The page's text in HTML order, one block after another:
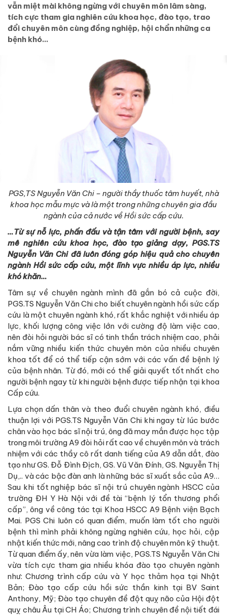
vẫn miệt mài không ngừng với chuyên môn lâm sàng,
tích cực tham gia nghiên cứu khoa học, đào tạo, trao
đổi chuyên môn cùng đồng nghiệp, hội chẩn những ca
bệnh khó…
PGS,TS Nguyễn Văn Chi – người thầy thuốc tâm huyết, nhà
khoa học mẫu mực và là một trong những chuyên gia đầu
ngành của cả nước về Hồi sức cấp cứu.
…Từ sự nỗ lực, phấn đấu và tận tâm với người bệnh, say
mê nghiên cứu khoa học, đào tạo giảng dạy, PGS.TS
Nguyễn Văn Chi đã luôn đóng góp hiệu quả cho chuyên
ngành Hồi sức cấp cứu, một lĩnh vực nhiều áp lực, nhiều
khó khăn…
Tâm sự về chuyên ngành mình đã gắn bó cả cuộc đời,
PGS.TS Nguyễn Văn Chi cho biết chuyên ngành hồi sức cấp
cứu là một chuyên ngành khó, rất khắc nghiệt với nhiều áp
lực, khối lượng công việc lớn với cường độ làm việc cao,
nên đòi hỏi người bác sĩ có tinh thần trách nhiệm cao, phải
nắm vững nhiều kiến thức chuyên môn của nhiều chuyên
khoa tốt để có thể tiếp cận sớm với các vấn đề bệnh lý
của bệnh nhân. Từ đó, mới có thể giải quyết tốt nhất cho
người bệnh ngay từ khi người bệnh được tiếp nhận tại khoa
Cấp cứu.
Lựa chọn dấn thân và theo đuổi chuyên ngành khó, điều
thuận lợi với PGS.TS Nguyễn Văn Chi khi ngay từ lúc bước
chân vào học bác sĩ nội trú, ông đã may mắn được học tập
trong môi trường A9 đòi hỏi rất cao về chuyên môn và trách
nhiệm với các thầy cô rất danh tiếng của A9 dẫn dắt, đào
tạo như GS. Đỗ Đình Địch, GS. Vũ Văn Đính, GS. Nguyễn Thị
Dụ,.. và các bậc đàn anh là những bác sĩ xuất sắc của A9…
Sau khi tốt nghiệp bác sĩ nội trú chuyên ngành HSCC của
trường ĐH Y Hà Nội với đề tài “bệnh lý tổn thương phổi
cấp”, ông về công tác tại Khoa HSCC A9 Bệnh viện Bạch
Mai. PGS Chi luôn có quan điểm, muốn làm tốt cho người
bệnh thì mình phải không ngừng nghiên cứu, học hỏi, cập
nhật kiến thức mới, nâng cao trình độ chuyên môn kỹ thuật.
Từ quan điểm ấy, nên vừa làm việc, PGS.TS Nguyễn Văn Chi
vừa tích cực tham gia nhiều khóa đào tạo chuyên ngành
như: Chương trình cấp cứu và Y học thảm họa tại Nhật
Bản; Đào tạo cấp cứu hồi sức thần kinh tại BV Saint
Anthony, Mỹ; Đào tạo chuyên đề đột quỵ não của Hội đột
quỵ châu Âu tại CH Áo; Chương trình chuyên đề nội tiết đái